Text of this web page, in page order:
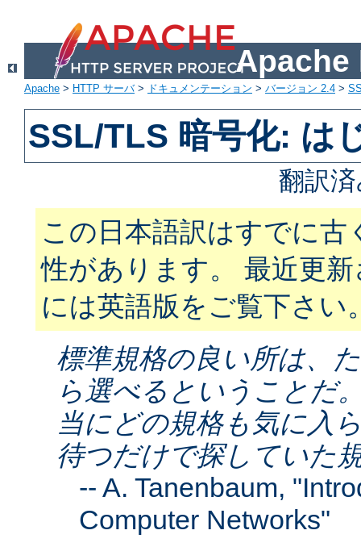
Apache
Apache > HTTP サーバ> ドキュメンテーション > バージョン 2.4 >
SSL/TLS 暗号化: は
翻訳
この日本語訳はすでに古
性があります。 最近更
には英語版をご覧下さい
標準規格の良い所は、
ら選べるということだ
当にどの規格も気に入
待つだけで探していた
-- A. Tanenbaum,
Computer Networks"